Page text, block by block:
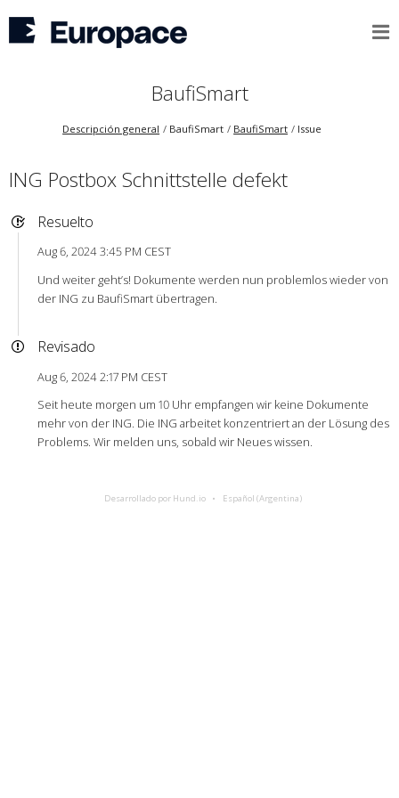
BaufiSmart
Descripción general BaufiSmart BaufiSmart Issue
ING Postbox Schnittstelle defekt
Resuelto
Aug 6, 2024 3:45 PM CEST
Und weiter geht’s! Dokumente werden nun problemlos wieder von
der ING zu BaufiSmart übertragen.
Revisado
Aug 6, 2024 2:17 PM CEST
Seit heute morgen um 10 Uhr empfangen wir keine Dokumente
mehr von der ING. Die ING arbeitet konzentriert an der Lösung des
Problems. Wir melden uns, sobald wir Neues wissen.
Desarrollado por Hund.io Español (Argentina)